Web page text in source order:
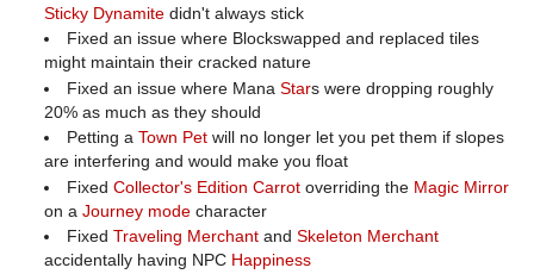
Sticky Dynamite didn't always stick
Fixed an issue where Blockswapped and replaced tiles
might maintain their cracked nature
Fixed an issue where ManaStars were dropping roughly
20% as much as they should
Petting aTown Pet will no longer let you pet them if slopes
are interfering and would make you float
FixedCollector's Edition Carrot overriding the Magic Mirror
on aJourney mode character
FixedTraveling Merchant andSkeleton Merchant
accidentally having NPC Happiness